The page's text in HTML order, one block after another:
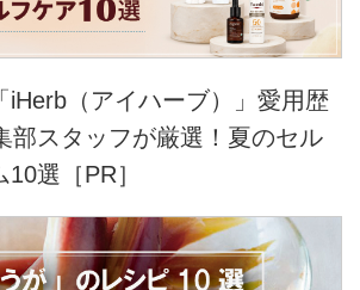
（アイハーブ）」愛用歴
部スタッフが厳選！夏のセル
選［PR］